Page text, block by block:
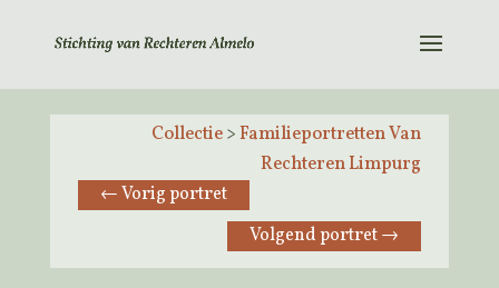
Collectie>Familieportretten Van
Rechteren Limpurg
←Vorig portret
Volgend portret→